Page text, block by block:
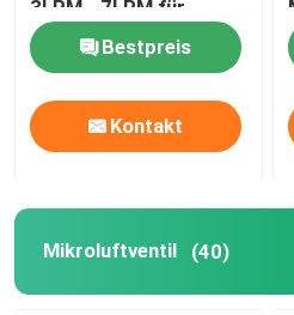
Kontakt mit uns
Neuigkeiten
Blog
3LPM - 7LPM für
Massager
Bestpreis
Kontakt
Mikroluftventil (40)